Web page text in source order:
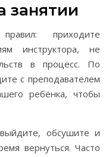
занятии
приходите
инструктора, не
в процесс. По
с преподавателем
ребёнка, чтобы
обсушите и
вернуться. Часто